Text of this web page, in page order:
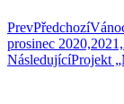
PrevPředchozí
prosinec
NásledujícíProjekt